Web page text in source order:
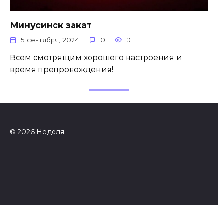
Минусинск закат
5 сентября, 2024 0 0
Всем смотрящим хорошего настроения и
время препровождения!
© 2026 Неделя